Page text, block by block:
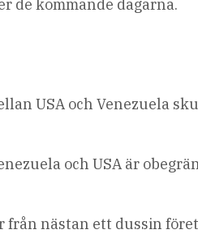
de kommande dagarna.
USA och Venezuela
och USA är
från nästan ett dussin